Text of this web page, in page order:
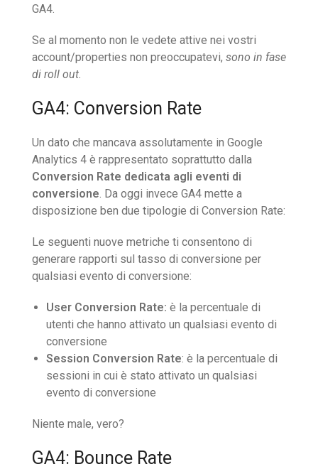
GA4.
Se al momento non le vedete attive nei vostri
account/properties non preoccupatevi, sono in fase
di roll out.
GA4: Conversion Rate
Un dato che mancava assolutamente in Google
Analytics 4 è rappresentato soprattutto dalla
Conversion Rate dedicata agli eventi di
conversione. Da oggi invece GA4 mette a
disposizione ben due tipologie di Conversion Rate:
Le seguenti nuove metriche ti consentono di
generare rapporti sul tasso di conversione per
qualsiasi evento di conversione:
User Conversion Rate: è la percentuale di
utenti che hanno attivato un qualsiasi evento di
conversione
Session Conversion Rate: è la percentuale di
sessioni in cui è stato attivato un qualsiasi
evento di conversione
Niente male, vero?
GA4: Bounce Rate